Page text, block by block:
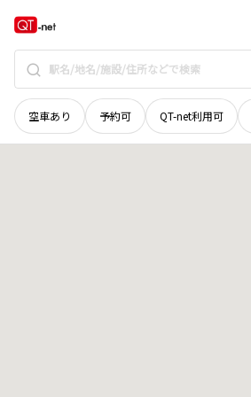
空車あり 予約可 QT-net利用可
茨城県